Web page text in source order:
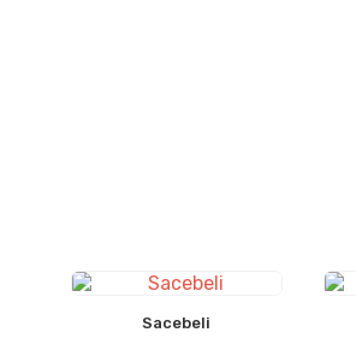
Sacebeli